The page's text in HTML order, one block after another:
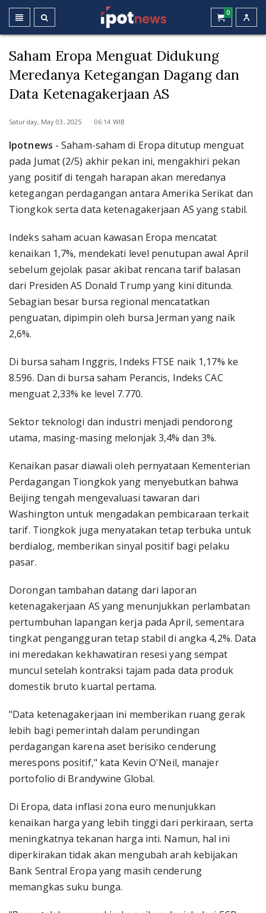
0
Saham Eropa Menguat Didukung
Meredanya Ketegangan Dagang dan
Data Ketenagakerjaan AS
Saturday, May 03, 2025 06:14 WIB
Ipotnews - Saham-saham di Eropa ditutup menguat
pada Jumat (2/5) akhir pekan ini, mengakhiri pekan
yang positif di tengah harapan akan meredanya
ketegangan perdagangan antara Amerika Serikat dan
Tiongkok serta data ketenagakerjaan AS yang stabil.
Indeks saham acuan kawasan Eropa mencatat
kenaikan 1,7%, mendekati level penutupan awal April
sebelum gejolak pasar akibat rencana tarif balasan
dari Presiden AS Donald Trump yang kini ditunda.
Sebagian besar bursa regional mencatatkan
penguatan, dipimpin oleh bursa Jerman yang naik
2,6%.
Di bursa saham Inggris, Indeks FTSE naik 1,17% ke
8.596. Dan di bursa saham Perancis, Indeks CAC
menguat 2,33% ke level 7.770.
Sektor teknologi dan industri menjadi pendorong
utama, masing-masing melonjak 3,4% dan 3%.
Kenaikan pasar diawali oleh pernyataan Kementerian
Perdagangan Tiongkok yang menyebutkan bahwa
Beijing tengah mengevaluasi tawaran dari
Washington untuk mengadakan pembicaraan terkait
tarif. Tiongkok juga menyatakan tetap terbuka untuk
berdialog, memberikan sinyal positif bagi pelaku
pasar.
Dorongan tambahan datang dari laporan
ketenagakerjaan AS yang menunjukkan perlambatan
pertumbuhan lapangan kerja pada April, sementara
tingkat pengangguran tetap stabil di angka 4,2%. Data
ini meredakan kekhawatiran resesi yang sempat
muncul setelah kontraksi tajam pada data produk
domestik bruto kuartal pertama.
"Data ketenagakerjaan ini memberikan ruang gerak
lebih bagi pemerintah dalam perundingan
perdagangan karena aset berisiko cenderung
merespons positif," kata Kevin O'Neil, manajer
portofolio di Brandywine Global.
Di Eropa, data inflasi zona euro menunjukkan
kenaikan harga yang lebih tinggi dari perkiraan, serta
meningkatnya tekanan harga inti. Namun, hal ini
diperkirakan tidak akan mengubah arah kebijakan
Bank Sentral Eropa yang masih cenderung
memangkas suku bunga.